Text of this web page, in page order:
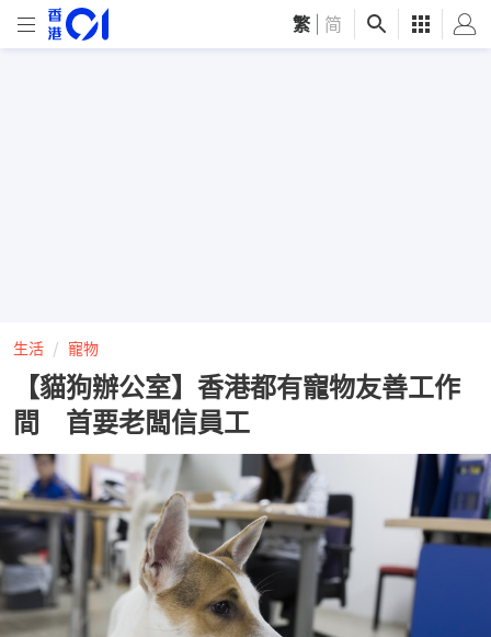
繁 简
生活 寵物
【貓狗辦公室】香港都有寵物友善工作
間 首要老闆信員工